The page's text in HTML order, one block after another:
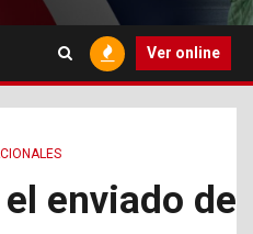
Ver online
enviado de